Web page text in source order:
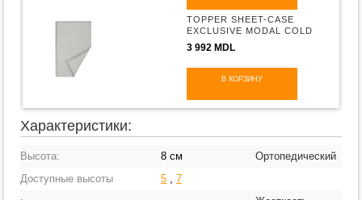
TOPPER SHEET-CASE
EXCLUSIVE MODAL COLD
GREY H-15
3 992 MDL
В КОРЗИНУ
Характеристики:
Высота: 8 см
Ортопедический
Доступные высоты
5 , 7